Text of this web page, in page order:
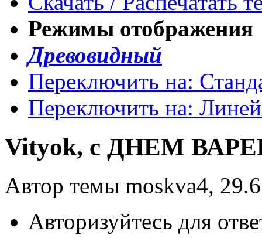
Режимы отображения
Древовидный
Переключить на:
Переключить на:
Vityok, с ДНЕМ
Автор темы moskva4,
Авторизуйтесь для